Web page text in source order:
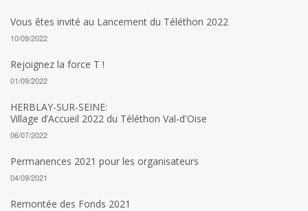
Vous êtes invité au Lancement du Téléthon 2022
10/09/2022
Rejoignez la force T !
01/09/2022
HERBLAY-SUR-SEINE:
Village d’Accueil 2022 du Téléthon Val-d'Oise
06/07/2022
Permanences 2021 pour les organisateurs
04/09/2021
Remontée des Fonds 2021